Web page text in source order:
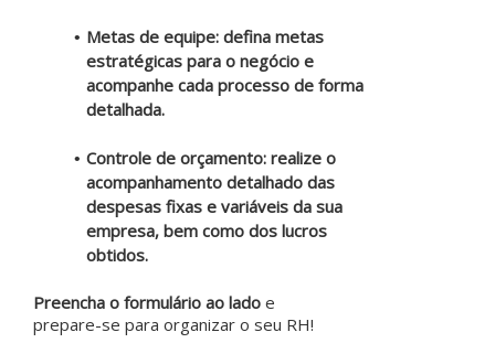
Metas de equipe: defina metas
estratégicas para o negócio e
acompanhe cada processo de forma
detalhada.
Controle de orçamento: realize o
acompanhamento detalhado das
despesas fixas e variáveis da sua
empresa, bem como dos lucros
obtidos.
Preencha o formulário ao lado e
prepare-se para organizar o seu RH!